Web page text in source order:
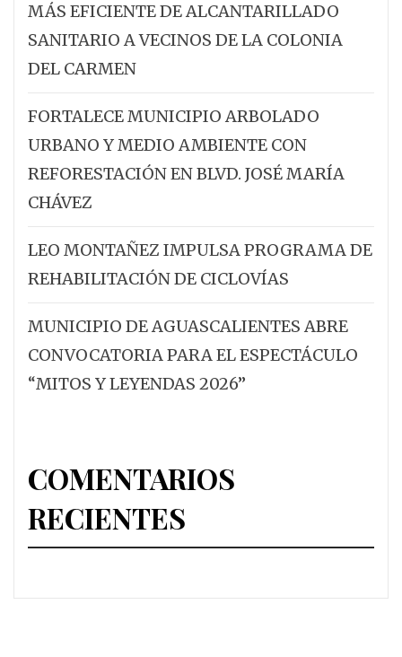
MÁS EFICIENTE DE ALCANTARILLADO
SANITARIO A VECINOS DE LA COLONIA
DEL CARMEN
FORTALECE MUNICIPIO ARBOLADO
URBANO Y MEDIO AMBIENTE CON
REFORESTACIÓN EN BLVD. JOSÉ MARÍA
CHÁVEZ
LEO MONTAÑEZ IMPULSA PROGRAMA DE
REHABILITACIÓN DE CICLOVÍAS
MUNICIPIO DE AGUASCALIENTES ABRE
CONVOCATORIA PARA EL ESPECTÁCULO
“MITOS Y LEYENDAS 2026”
COMENTARIOS
RECIENTES